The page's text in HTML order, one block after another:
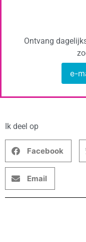
Ontvang
e-
Ik deel op
Facebook
Email